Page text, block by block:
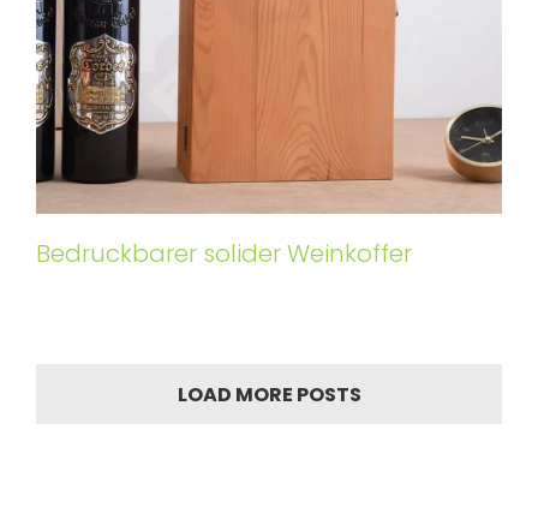
Bedruckbarer solider Weinkoffer
LOAD MORE POSTS